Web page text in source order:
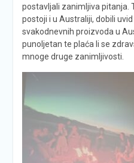
postavljali zanimljiva pitanja.
postoji i u Australiji, dobili
svakodnevnih proizvoda u
punoljetan te plaća li se
mnoge druge zanimljivosti.